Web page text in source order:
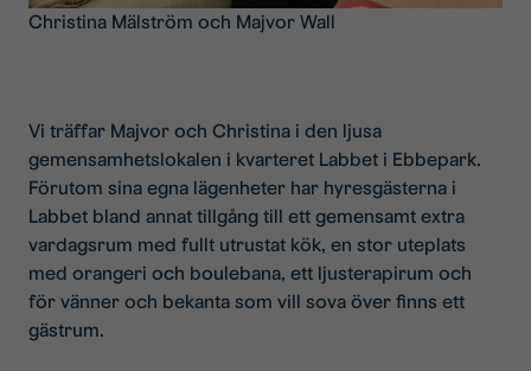
Christina Mälström och Majvor Wall
Vi träffar Majvor och Christina i den ljusa
gemensamhetslokalen i kvarteret Labbet i Ebbepark.
Förutom sina egna lägenheter har hyresgästerna i
Labbet bland annat tillgång till ett gemensamt extra
vardagsrum med fullt utrustat kök, en stor uteplats
med orangeri och boulebana, ett ljusterapirum och
för vänner och bekanta som vill sova över finns ett
gästrum.